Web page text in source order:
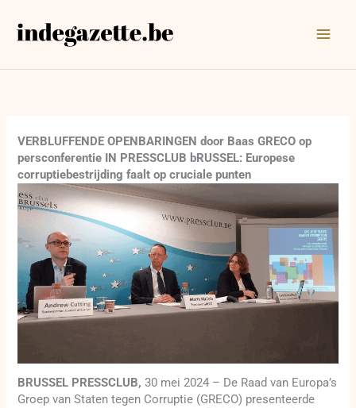
naar
VERBLUFFENDE OPENBARINGEN door Baas GRECO op
persconferentie IN PRESSCLUB bRUSSEL: Europese
corruptiebestrijding faalt op cruciale punten
BRUSSEL PRESSCLUB, 30 mei 2024 – De Raad van Europa’s
Groep van Staten tegen Corruptie (GRECO) presenteerde